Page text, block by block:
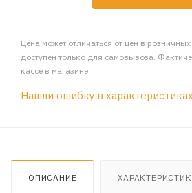
Цена может отличаться от цен в
доступен только для самовывоза.
кассе в магазине
Нашли ошибку в
ОПИСАНИЕ